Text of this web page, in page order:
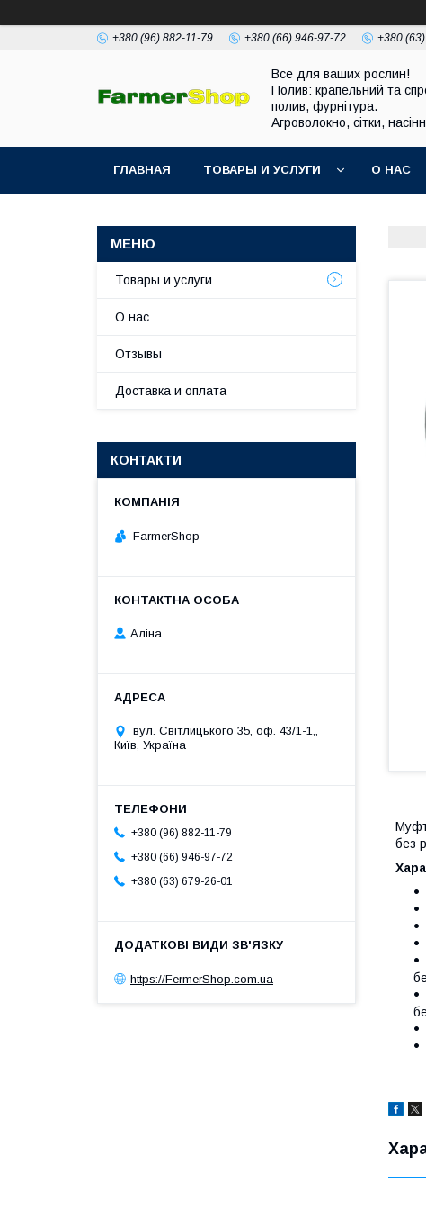
+380 (96) 882-11-79 +380 (66) 946-97-72 +380
Все для ваших рослин!
Полив: крапельний та
полив, фурнітура.
Агроволокно, сітки,
ГЛАВНАЯ ТОВАРЫ И УСЛУГИ О НАС
без
Товары и услуги
О нас
Отзывы
Доставка и оплата
КОНТАКТИ
FarmerShop
Аліна
вул. Світлицького 35, оф. 43/1-1,,
Київ, Україна
+380 (96) 882-11-79
+380 (66) 946-97-72
+380 (63) 679-26-01
https://FermerShop.com.ua